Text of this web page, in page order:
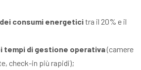
consumi energeticitra il 20% e il
tempi di gestione operativa(camere
check-in più rapidi);